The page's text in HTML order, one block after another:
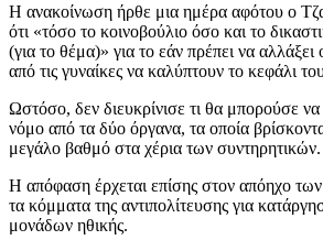
Η ανακοίνωση ήρθε μια ημέρα αφότου ο
ότι «τόσο το κοινοβούλιο όσο και το
(για το θέμα)» για το εάν πρέπει να αλλάξει
από τις γυναίκες να καλύπτουν το κεφάλι
Ωστόσο, δεν διευκρίνισε τι θα μπορούσε να
νόμο από τα δύο όργανα, τα οποία
μεγάλο βαθμό στα χέρια των συντηρητικών.
Η απόφαση έρχεται επίσης στον απόηχο
τα κόμματα της αντιπολίτευσης για
μονάδων ηθικής.